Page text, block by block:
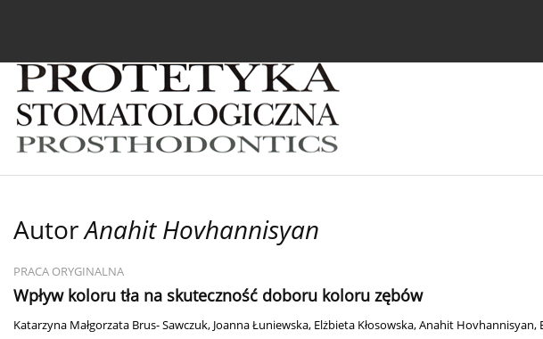
AutorAnahit Hovhannisyan
PRACA ORYGINALNA
Wpływ koloru tła na skuteczność doboru koloru zębów
Katarzyna Małgorzata Brus- Sawczuk, Joanna Łuniewska, Elżbieta Kłosowska,Anahit Hovhannisyan,